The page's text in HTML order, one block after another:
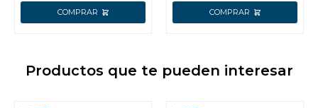
Productos que te pueden interesar